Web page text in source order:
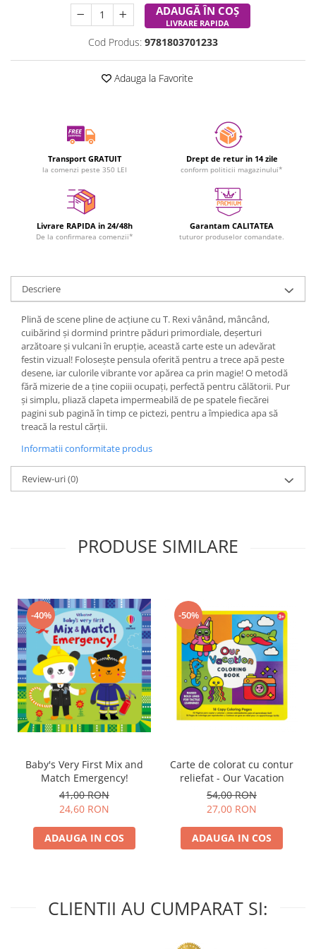
ADAUGĂ ÎN COȘ
LIVRARE RAPIDA
Cod Produs: 9781803701233
Adauga la Favorite
Transport GRATUIT
la comenzi peste 350 LEI
Drept de retur in 14 zile
conform politicii magazinului*
Livrare RAPIDA in 24/48h
De la confirmarea comenzii*
Garantam CALITATEA
tuturor produselor comandate.
Descriere
Plină de scene pline de acțiune cu T. Rexi vânând, mâncând,
cuibărind și dormind printre păduri primordiale, deșerturi
arzătoare și vulcani în erupție, această carte este un adevărat
festin vizual! Folosește pensula oferită pentru a trece apă peste
desene, iar culorile vibrante vor apărea ca prin magie! O metodă
fără mizerie de a ține copiii ocupați, perfectă pentru călătorii. Pur
și simplu, pliază clapeta impermeabilă de pe spatele fiecărei
pagini sub pagină în timp ce pictezi, pentru a împiedica apa să
treacă la restul cărții.
Informatii conformitate produs
Review-uri(0)
PRODUSE SIMILARE
-40%
Baby's Very First Mix and
Match Emergency!
41,00 RON
24,60 RON
ADAUGA IN COS
-50%
Carte de colorat cu contur
reliefat - Our Vacation
54,00 RON
27,00 RON
ADAUGA IN COS
CLIENTII AU CUMPARAT SI: